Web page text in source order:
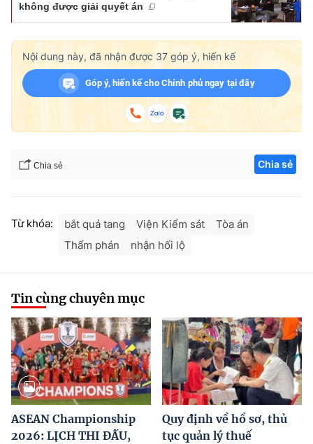
không được giải quyết án
Nội dung này, đã nhận được 37 góp ý, hiến kế
Góp ý, hiến kế cho Chính phủ ngay tại đây
Chia sẻ Chia sẻ
Từ khóa: bắt quả tang Viện Kiểm sát
Tòa án
Thẩm phán
nhận hối lộ
Tin cùng chuyên mục
ASEAN Championship
2026: LỊCH THI ĐẤU,
Quy định về hồ sơ, thủ
tục quản lý thuế